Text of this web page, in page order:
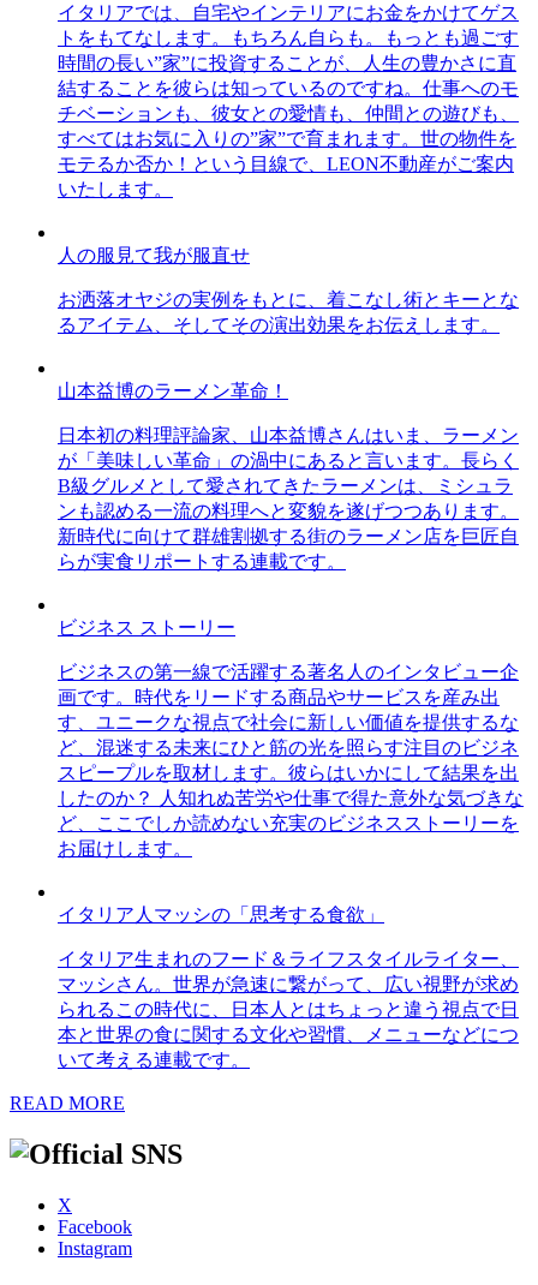
イタリアでは、自宅やインテリアにお金をかけてゲス
トをもてなします。もちろん自らも。もっとも過ごす
時間の長い”家”に投資することが、人生の豊かさに直
結することを彼らは知っているのですね。仕事へのモ
チベーションも、彼女との愛情も、仲間との遊びも、
すべてはお気に入りの”家”で育まれます。世の物件を
モテるか否か！という目線で、LEON不動産がご案内
いたします。
人の服見て我が服直せ
お洒落オヤジの実例をもとに、着こなし術とキーとな
るアイテム、そしてその演出効果をお伝えします。
山本益博のラーメン革命！
日本初の料理評論家、山本益博さんはいま、ラーメン
が「美味しい革命」の渦中にあると言います。長らく
B級グルメとして愛されてきたラーメンは、ミシュラ
ンも認める一流の料理へと変貌を遂げつつあります。
新時代に向けて群雄割拠する街のラーメン店を巨匠自
らが実食リポートする連載です。
ビジネス ストーリー
ビジネスの第一線で活躍する著名人のインタビュー企
画です。時代をリードする商品やサービスを産み出
す、ユニークな視点で社会に新しい価値を提供するな
ど、混迷する未来にひと筋の光を照らす注目のビジネ
スピープルを取材します。彼らはいかにして結果を出
したのか？ 人知れぬ苦労や仕事で得た意外な気づきな
ど、ここでしか読めない充実のビジネスストーリーを
お届けします。
イタリア人マッシの「思考する食欲」
イタリア生まれのフード＆ライフスタイルライター、
マッシさん。世界が急速に繋がって、広い視野が求め
られるこの時代に、日本人とはちょっと違う視点で日
本と世界の食に関する文化や習慣、メニューなどにつ
いて考える連載です。
READ MORE
X
Facebook
Instagram